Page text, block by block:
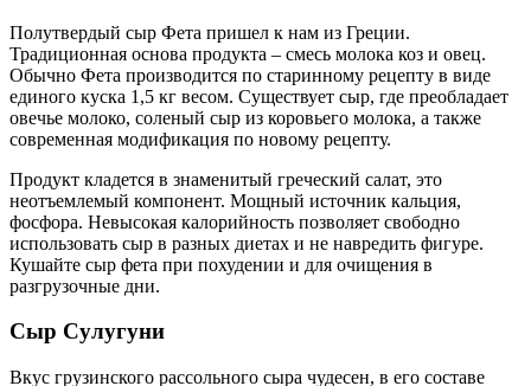
Полутвердый сыр Фета пришел к нам из Греции.
Традиционная основа продукта – смесь молока коз и овец.
Обычно Фета производится по старинному рецепту в виде
единого куска 1,5 кг весом. Существует сыр, где преобладает
овечье молоко, соленый сыр из коровьего молока, а также
современная модификация по новому рецепту.
Продукт кладется в знаменитый греческий салат, это
неотъемлемый компонент. Мощный источник кальция,
фосфора. Невысокая калорийность позволяет свободно
использовать сыр в разных диетах и не навредить фигуре.
Кушайте сыр фета при похудении и для очищения в
разгрузочные дни.
Сыр Сулугуни
Вкус грузинского рассольного сыра чудесен, в его составе